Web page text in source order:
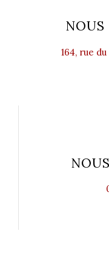
164, rue